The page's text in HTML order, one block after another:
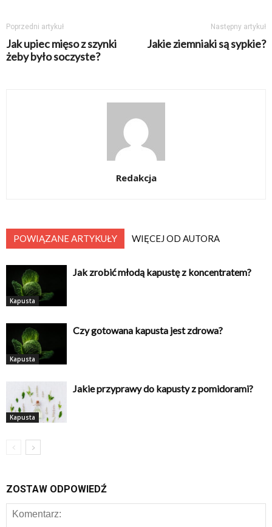
Poprzedni artykuł
Jak upiec mięso z szynki
żeby było soczyste?
Następny artykuł
Jakie ziemniaki są sypkie?
Redakcja
POWIĄZANE ARTYKUŁY WIĘCEJ OD AUTORA
Kapusta
Jak zrobić młodą kapustę z koncentratem?
Kapusta
Czy gotowana kapusta jest zdrowa?
Kapusta
Jakie przyprawy do kapusty z pomidorami?
ZOSTAW ODPOWIEDŹ